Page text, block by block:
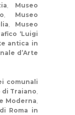
Museo
Museo
Museo
‘Luigi
antica in
d’Arte
comunali
Traiano,
Moderna,
Roma in